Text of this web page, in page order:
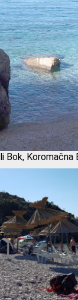
Bok, Koromačna